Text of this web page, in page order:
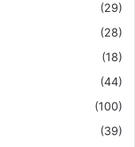
(29)
(28)
(18)
(44)
(100)
(39)